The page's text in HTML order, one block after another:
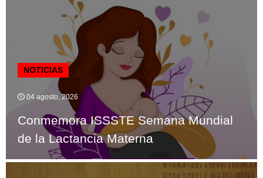
NOTICIAS
04 agosto, 2026
Conmemora ISSSTE Semana Mundial
de la Lactancia Materna